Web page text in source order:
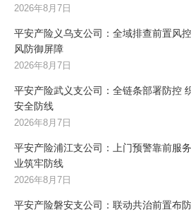
2026年8月7日
平安产险义乌支公司：全域排查前置风
风防御屏障
2026年8月7日
平安产险武义支公司：全链条部署防控
安全防线
2026年8月7日
平安产险浦江支公司：上门预警靠前服
业筑牢防线
2026年8月7日
平安产险磐安支公司：联动共治前置布